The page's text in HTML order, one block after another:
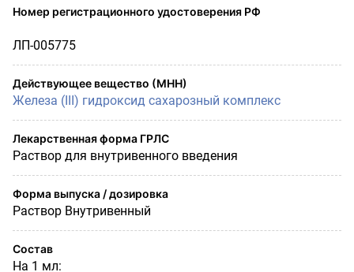
Номер регистрационного удостоверения РФ
ЛП-005775
Действующее вещество (МНН)
Железа (III) гидроксид сахарозный комплекс
Лекарственная форма ГРЛС
Раствор для внутривенного введения
Форма выпуска / дозировка
Раствор Внутривенный
Состав
На 1 мл: